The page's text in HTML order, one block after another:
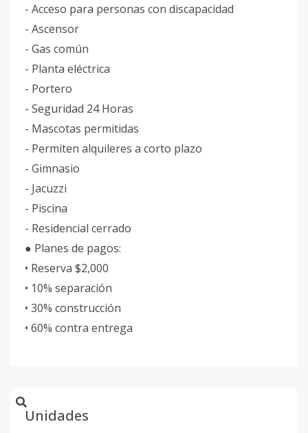
- Acceso para personas con discapacidad
- Ascensor
- Gas común
- Planta eléctrica
- Portero
- Seguridad 24 Horas
- Mascotas permitidas
- Permiten alquileres a corto plazo
- Gimnasio
- Jacuzzi
- Piscina
- Residencial cerrado
● Planes de pagos:
• Reserva $2,000
• 10% separación
• 30% construcción
• 60% contra entrega
Unidades